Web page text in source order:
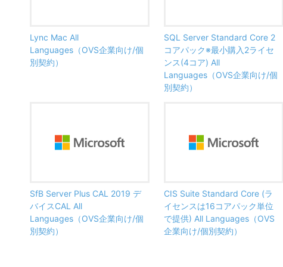
Lync Mac All
Languages（OVS企業向け/個
別契約）
SQL Server Standard Core 2
コアパック※最小購入2ライセ
ンス(4コア) All
Languages（OVS企業向け/個
別契約）
SfB Server Plus CAL 2019 デ
バイスCAL All
Languages（OVS企業向け/個
別契約）
CIS Suite Standard Core (ラ
イセンスは16コアパック単位
で提供) All Languages（OVS
企業向け/個別契約）